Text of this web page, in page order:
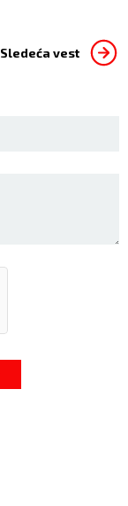
Sledeća vest